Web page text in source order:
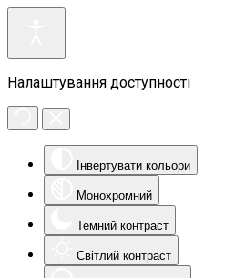
Налаштування доступності
Інвертувати кольори
Монохромний
Темний контраст
Світлий контраст